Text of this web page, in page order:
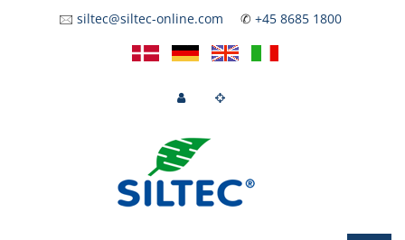
🖂 siltec@siltec-online.com ✆ +45 8685 1800